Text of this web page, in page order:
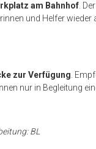
am Bahnhof.
und Helfer
zur Verfügung.
nur in Begleitung
BL